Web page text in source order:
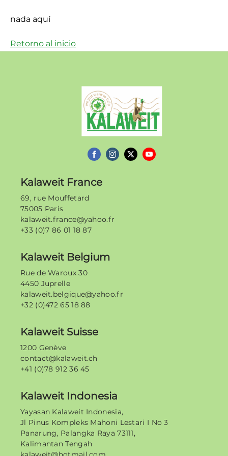
nada aquí
Retorno al inicio
Kalaweit
Kalaweit France
69, rue Mouffetard
75005 Paris
kalaweit.france@yahoo.fr
+33 (0)7 86 01 18 87
Kalaweit Belgium
Rue de Waroux 30
4450 Juprelle
kalaweit.belgique@yahoo.fr
+32 (0)472 65 18 88
Kalaweit Suisse
1200 Genève
contact@kalaweit.ch
+41 (0)78 912 36 45
Kalaweit Indonesia
Yayasan Kalaweit Indonesia,
Jl Pinus Kompleks Mahoni Lestari I No 3
Panarung, Palangka Raya 73111,
Kalimantan Tengah